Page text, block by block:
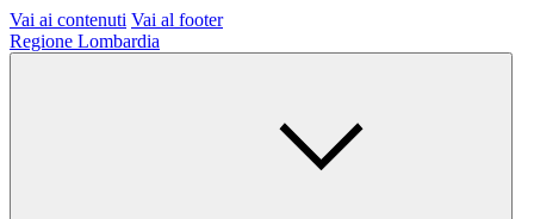
Vai ai contenuti Vai al footer
Regione Lombardia